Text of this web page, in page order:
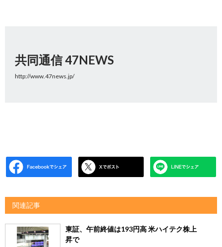
共同通信 47NEWS
http://www.47news.jp/
関連記事
東証、午前終値は193円高 米ハイテク株上
昇で